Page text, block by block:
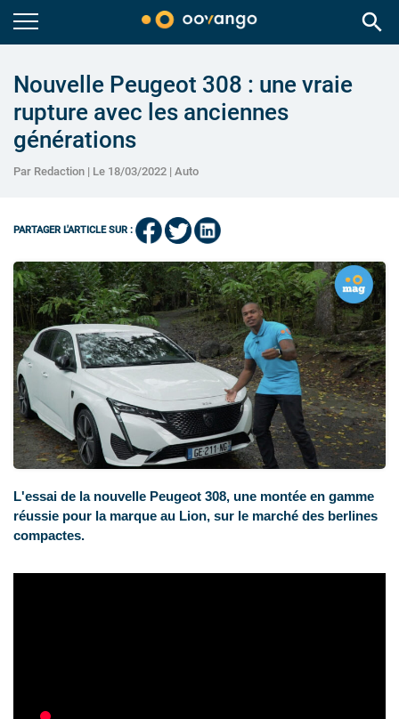
search
Nouvelle Peugeot 308 : une vraie
rupture avec les anciennes
générations
Par Redaction | Le 18/03/2022 | Auto
PARTAGER L'ARTICLE SUR :
L'essai de la nouvelle Peugeot 308, une montée en gamme
réussie pour la marque au Lion, sur le marché des berlines
compactes.